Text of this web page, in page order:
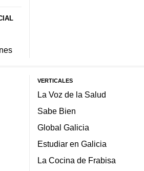
VERTICALES
La Voz de la Salud
Sabe Bien
Global Galicia
Estudiar en Galicia
La Cocina de Frabisa